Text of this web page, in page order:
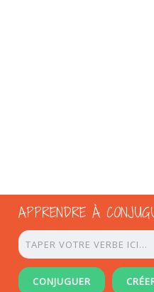
APPRENDRE À
CONJUGUER